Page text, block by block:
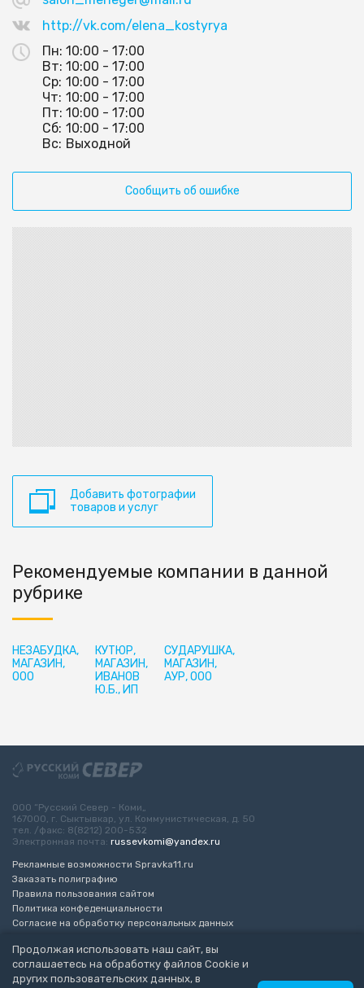
http://vk.com/elena_kostyrya
Пн: 10:00 - 17:00
Вт: 10:00 - 17:00
Ср: 10:00 - 17:00
Чт: 10:00 - 17:00
Пт: 10:00 - 17:00
Сб: 10:00 - 17:00
Вс: Выходной
Сообщить об ошибке
Добавить фотографии
товаров и услуг
Рекомендуемые компании в данной
рубрике
НЕЗАБУДКА,
МАГАЗИН,
ООО
КУТЮР,
МАГАЗИН,
ИВАНОВ
Ю.Б., ИП
СУДАРУШКА,
МАГАЗИН,
АУР, ООО
Продолжая использовать наш сайт, вы
соглашаетесь на обработку файлов Cookie и
других пользовательских данных, в
ООО “Русский Север - Коми„
167000, г. Сыктывкар, ул. Коммунистическая, д. 50
тел. /факс: 8(8212) 200-532
Электронная почта: russevkomi@yandex.ru
Рекламные возможности Spravka11.ru
Заказать полиграфию
Правила пользования сайтом
Политика конфеденциальности
Согласие на обработку персональных данных
Разработка сайта“ЭкспертБизнесГрупп”
© 2010-2026 Русский Север - Коми